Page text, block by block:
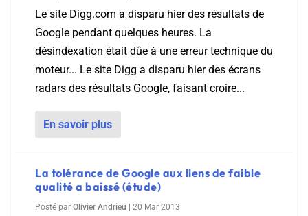
Le site Digg.com a disparu hier des résultats de
Google pendant quelques heures. La
désindexation était dûe à une erreur technique du
moteur... Le site Digg a disparu hier des écrans
radars des résultats Google, faisant croire...
En savoir plus
La tolérance de Google aux liens de faible
qualité a baissé (étude)
Posté par Olivier Andrieu 20 Mar 2013